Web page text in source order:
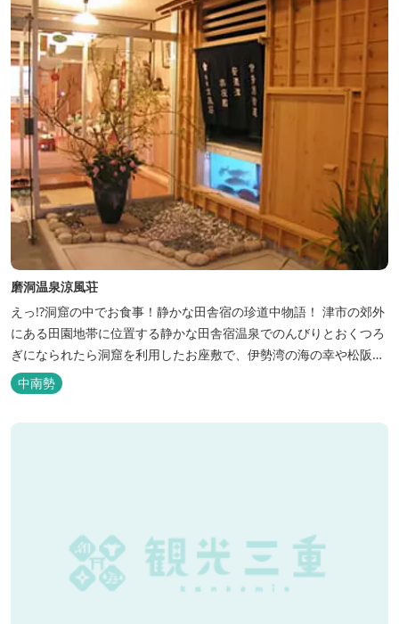
磨洞温泉涼風荘
えっ!?洞窟の中でお食事！静かな田舎宿の珍道中物語！ 津市の郊外
にある田園地帯に位置する静かな田舎宿温泉でのんびりとおくつろ
ぎになられたら洞窟を利用したお座敷で、伊勢湾の海の幸や松阪肉
を山海賊焼きをお召し上がりいただけます。年中20度前後の天然空
調、お客様を不思議な空間にご案内！ ご宴会には、大広間で和食会
席、日帰り入浴＆お食事ＯＫ。 温泉は、津に来て津の湯をお楽しみ
中南勢